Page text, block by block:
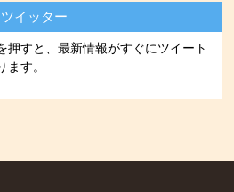
ツイッター
押すと、最新情報がすぐにツイート
ます。